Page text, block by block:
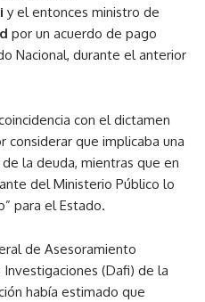
y el entonces ministro de
por un acuerdo de pago
Nacional, durante el anterior
con el dictamen
considerar que implicaba una
la deuda, mientras que en
del Ministerio Público lo
para el Estado.
de Asesoramiento
Investigaciones (Dafi) de la
había estimado que